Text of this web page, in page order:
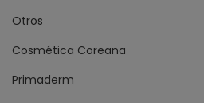
Otros
Cosmética Coreana
Primaderm